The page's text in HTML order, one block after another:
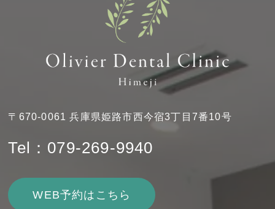
〒670-0061 兵庫県姫路市西今宿3丁目7番10号
Tel：079-269-9940
WEB予約はこちら